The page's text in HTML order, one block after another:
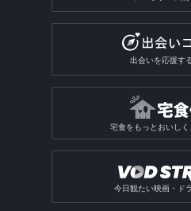
出会いを応援す
宅食をもっとおいしく
今日観たい映画・ド